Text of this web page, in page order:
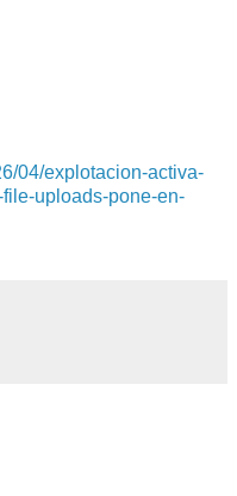
04/explotacion-activa-
uploads-pone-en-